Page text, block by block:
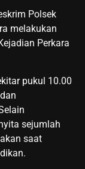
Polsek
melakukan
Perkara
pukul 10.00
sejumlah
saat